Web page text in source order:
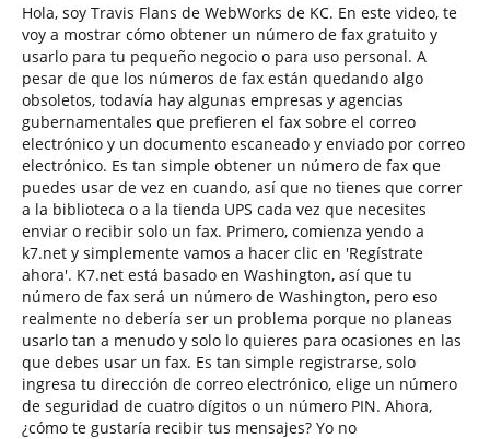
Hola, soy Travis Flans de WebWorks de KC. En este video, te
voy a mostrar cómo obtener un número de fax gratuito y
usarlo para tu pequeño negocio o para uso personal. A
pesar de que los números de fax están quedando algo
obsoletos, todavía hay algunas empresas y agencias
gubernamentales que prefieren el fax sobre el correo
electrónico y un documento escaneado y enviado por correo
electrónico. Es tan simple obtener un número de fax que
puedes usar de vez en cuando, así que no tienes que correr
a la biblioteca o a la tienda UPS cada vez que necesites
enviar o recibir solo un fax. Primero, comienza yendo a
k7.net y simplemente vamos a hacer clic en 'Regístrate
ahora'. K7.net está basado en Washington, así que tu
número de fax será un número de Washington, pero eso
realmente no debería ser un problema porque no planeas
usarlo tan a menudo y solo lo quieres para ocasiones en las
que debes usar un fax. Es tan simple registrarse, solo
ingresa tu dirección de correo electrónico, elige un número
de seguridad de cuatro dígitos o un número PIN. Ahora,
¿cómo te gustaría recibir tus mensajes? Yo no